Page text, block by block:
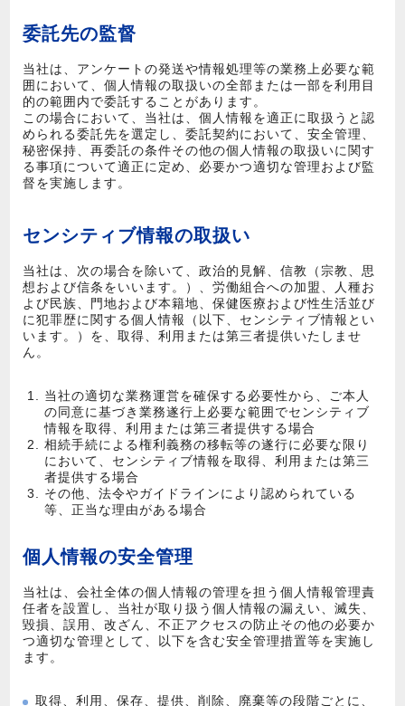
委託先の監督
当社は、アンケートの発送や情報処理等の業務上必要な範
囲において、個人情報の取扱いの全部または一部を利用目
的の範囲内で委託することがあります。
この場合において、当社は、個人情報を適正に取扱うと認
められる委託先を選定し、委託契約において、安全管理、
秘密保持、再委託の条件その他の個人情報の取扱いに関す
る事項について適正に定め、必要かつ適切な管理および監
督を実施します。
センシティブ情報の取扱い
当社は、次の場合を除いて、政治的見解、信教（宗教、思
想および信条をいいます。）、労働組合への加盟、人種お
よび民族、門地および本籍地、保健医療および性生活並び
に犯罪歴に関する個人情報（以下、センシティブ情報とい
います。）を、取得、利用または第三者提供いたしませ
ん。
当社の適切な業務運営を確保する必要性から、ご本人
の同意に基づき業務遂行上必要な範囲でセンシティブ
情報を取得、利用または第三者提供する場合
相続手続による権利義務の移転等の遂行に必要な限り
において、センシティブ情報を取得、利用または第三
者提供する場合
その他、法令やガイドラインにより認められている
等、正当な理由がある場合
個人情報の安全管理
当社は、会社全体の個人情報の管理を担う個人情報管理責
任者を設置し、当社が取り扱う個人情報の漏えい、滅失、
毀損、誤用、改ざん、不正アクセスの防止その他の必要か
つ適切な管理として、以下を含む安全管理措置等を実施し
ます。
取得、利用、保存、提供、削除、廃棄等の段階ごとに、